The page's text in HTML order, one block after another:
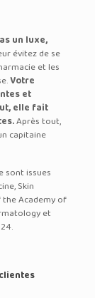
un luxe,
évitez de se
et les
Votre
et
elle fait
Après tout,
capitaine
sont issues
Skin
the Academy of
et